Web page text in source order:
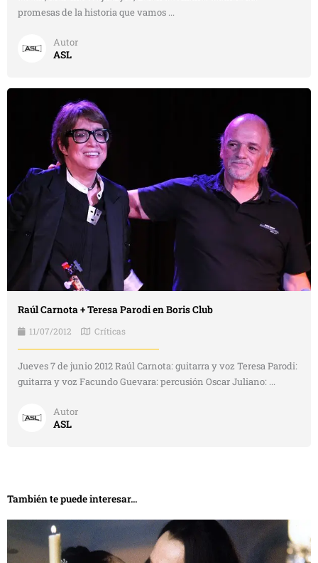
promesas de la historia que vamos ...
Autor
ASL
Raúl Carnota + Teresa Parodi en Boris Club
11/07/2012 Críticas
Jueves 7 de junio 2012 Raúl Carnota: guitarra y voz Teresa Parodi:
guitarra y voz Facundo Guevara: percusión Oscar Juliano: ...
Autor
ASL
También te puede interesar...